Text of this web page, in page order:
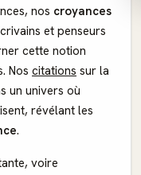
nos croyances
et penseurs
cette notion
Nos citations sur la
un univers où
révélant les
.
voire